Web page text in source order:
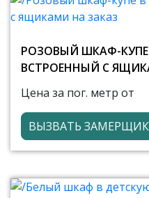
РОЗОВЫЙ ШКАФ-
ВСТРОЕННЫЙ С
Цена за пог. метр от
ВЫЗВАТЬ